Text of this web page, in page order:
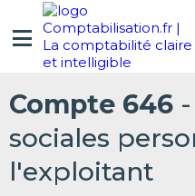
Compte 646
sociales
l'exploitant